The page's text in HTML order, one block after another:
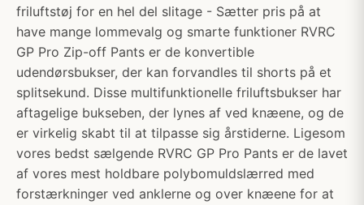
friluftstøj for en hel del slitage - Sætter pris på at
have mange lommevalg og smarte funktioner RVRC
GP Pro Zip-off Pants er de konvertible
udendørsbukser, der kan forvandles til shorts på et
splitsekund. Disse multifunktionelle friluftsbukser har
aftagelige bukseben, der lynes af ved knæene, og de
er virkelig skabt til at tilpasse sig årstiderne. Ligesom
vores bedst sælgende RVRC GP Pro Pants er de lavet
af vores mest holdbare polybomuldslærred med
forstærkninger ved anklerne og over knæene for at